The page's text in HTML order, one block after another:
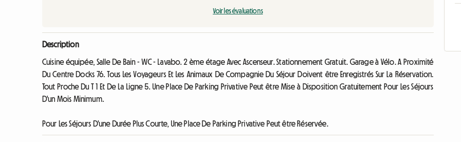
Voir les évaluations
Description
Cuisine équipée, Salle De Bain - WC - Lavabo. 2 ème étage Avec Ascenseur. Stationnement Gratuit. Garage à Vélo. A Proximité
Du Centre Docks 76. Tous Les Voyageurs Et Les Animaux De Compagnie Du Séjour Doivent être Enregistrés Sur La Réservation.
Tout Proche Du T 1 Et De La Ligne 5. Une Place De Parking Privative Peut être Mise à Disposition Gratuitement Pour Les Séjours
D'un Mois Minimum.
Pour Les Séjours D'une Durée Plus Courte, Une Place De Parking Privative Peut être Réservée.